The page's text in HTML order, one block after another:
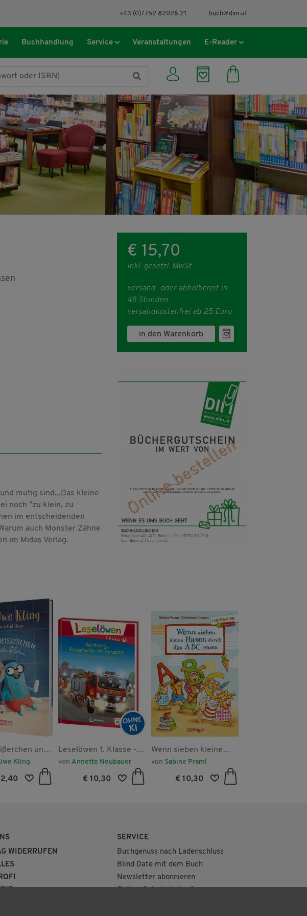
+43 (0)7752 82026 21 buch@dim.at
Buchhandlung Service Veranstaltungen E-Reader
mutig sind...Das kleine
noch "zu klein, zu
im entscheidenden
auch Monster Zähne
im Midas Verlag.
€ 15,70
inkl. gesetzl. MwSt.
versand- oder abholbereit in
48 Stunden
versandkostenfrei ab 25 Euro
in den Warenkorb
und
Kling
Leselöwen 1. Klasse -
Achtung, Feuerwehr im
von Annette Neubauer
€ 10,30
Wenn sieben kleine
Hasen durch das ABC
von Sabine Praml
€ 10,30
WIDERRUFEN
SERVICE
Buchgenuss nach Ladenschluss
Blind Date mit dem Buch
Newsletter abonnieren